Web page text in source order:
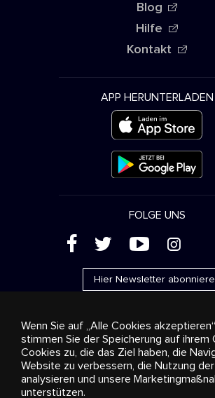
Blog
Hilfe
Kontakt
APP HERUNTERLADEN
FOLGE UNS
( ' + &
Hier Newsletter
Werbung Streaming und Vertrieb
Geschäftslösungen
Radio Über
settings
Wenn Sie auf „Alle Cookies
stimmen Sie der Speicherung auf ihrem
Cookies zu, die das Ziel haben, die
Website zu verbessern, die Nutzung
analysieren und unsere
unterstützen.